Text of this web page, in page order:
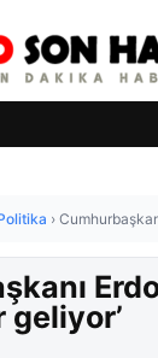
›
geliyor’